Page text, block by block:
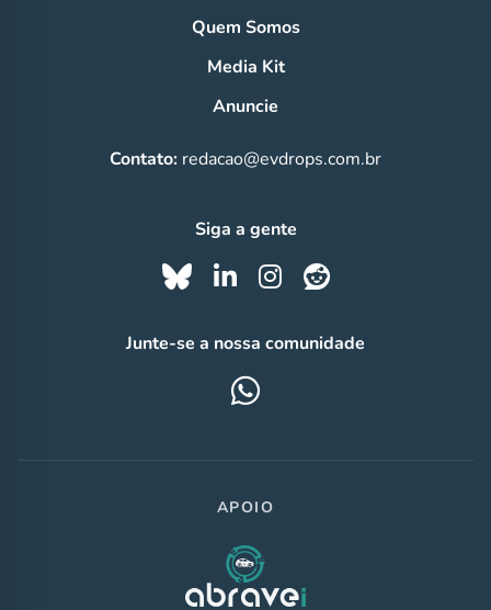
Quem Somos
Media Kit
Anuncie
Contato: redacao@evdrops.com.br
Siga a gente
Junte-se a nossa comunidade
APOIO